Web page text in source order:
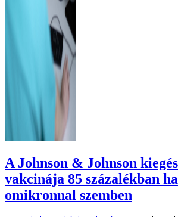
A Johnson & Johnson
vakcinája 85 százalékban
omikronnal szemben